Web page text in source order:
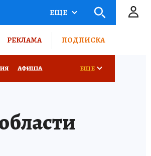
ВСЕ О КП
ЕЩЕ
РЕКЛАМА ПОДПИСКА
АФИША ЕЩЕ